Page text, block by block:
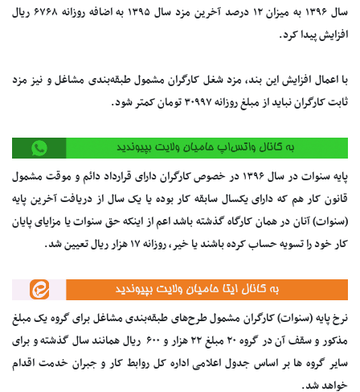
سال ۱۳۹۶ به میزان ۱۲ درصد آخرین مزد سال ۱۳۹۵ به اضافه روزانه ۶۷۶۸ ریال
افزایش پیدا کرد.
با اعمال افزایش این بند، مزد شغل کارگران مشمول طبقه‌بندی مشاغل و نیز مزد
ثابت کارگران نباید از مبلغ روزانه ۳۰۹۹۷ تومان کمتر شود.
پایه سنوات در سال ۱۳۹۶ در خصوص کارگران دارای قرارداد دائم و موقت مشمول
قانون کار هم که دارای یکسال سابقه کار بوده یا یک سال از دریافت آخرین پایه
(سنوات) آنان در همان کارگاه گذشته باشد اعم از اینکه حق سنوات یا مزایای پایان
کار خود را تسویه حساب کرده باشند یا خیر، روزانه ۱۷ هزار ریال تعیین شد.
نرخ پایه (سنوات) کارگران مشمول طرح‌های طبقه‌بندی مشاغل برای گروه یک مبلغ
مذکور و سقف آن در گروه ۲۰ مبلغ ۲۲ هزار و ۶۰۰ ریال همانند سال گذشته و برای
سایر گروه‌ ها بر اساس جدول اعلامی اداره کل روابط کار و جبران خدمت اقدام
خواهد شد.